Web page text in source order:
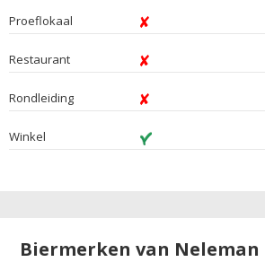
Proeflokaal
Restaurant
Rondleiding
Winkel
Biermerken van Neleman